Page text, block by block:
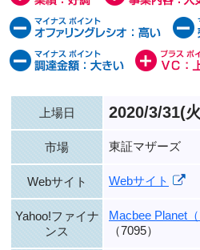
上場日 2020/3/31(
市場 東証マザーズ
Webサイト Webサイト
Yahoo!ファイナ
ンス
Macbee Planet
（7095）